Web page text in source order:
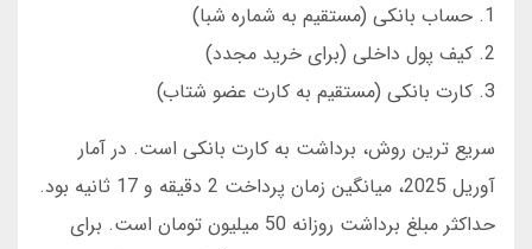
1. حساب بانکی (مستقیم به شماره شبا)
2. کیف پول داخلی (برای خرید مجدد)
3. کارت بانکی (مستقیم به کارت عضو شتاب)
سریع ترین روش، برداشت به کارت بانکی است. در آمار
آوریل 2025، میانگین زمان پرداخت 2 دقیقه و 17 ثانیه بود.
حداکثر مبلغ برداشت روزانه 50 میلیون تومان است. برای